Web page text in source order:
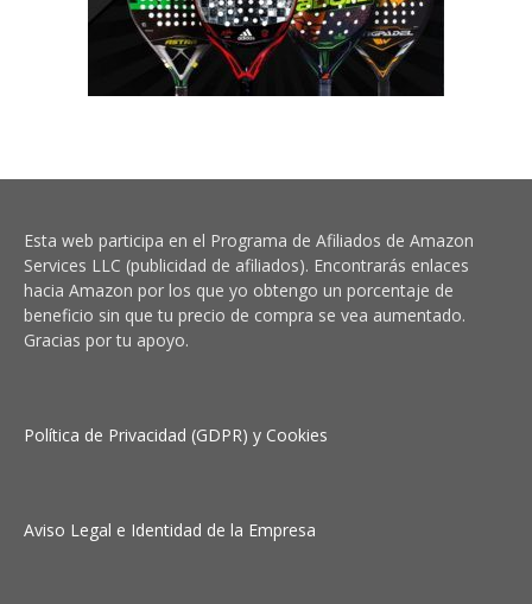
Esta web participa en el Programa de Afiliados de Amazon
Services LLC (publicidad de afiliados). Encontrarás enlaces
hacia Amazon por los que yo obtengo un porcentaje de
beneficio sin que tu precio de compra se vea aumentado.
Gracias por tu apoyo.
Política de Privacidad (GDPR) y Cookies
Aviso Legal e Identidad de la Empresa